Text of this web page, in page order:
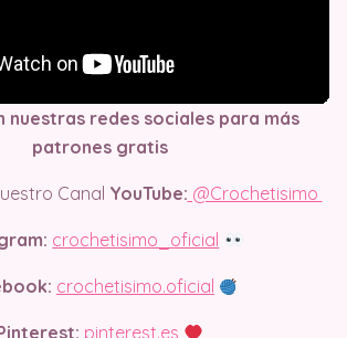
nuestras redes sociales para más
patrones gratis
Canal YouTube: @Crochetisimo
crochetisimo_oficial
crochetisimo.oficial
pinterest.es